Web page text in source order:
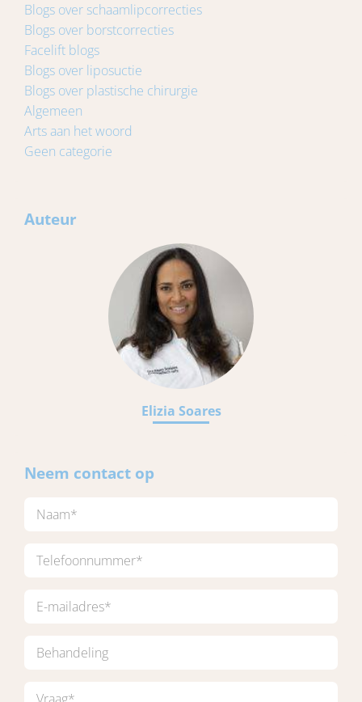
Blogs over schaamlipcorrecties
Blogs over borstcorrecties
Facelift blogs
Blogs over liposuctie
Blogs over plastische chirurgie
Algemeen
Arts aan het woord
Geen categorie
Auteur
Elizia Soares
Neem contact op